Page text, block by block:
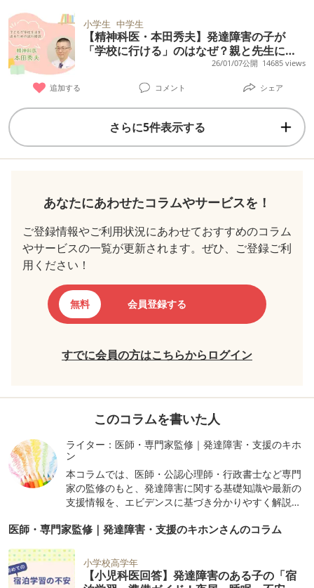
小学生 中学生
【精神科医・本田秀夫】発達障害の子が
「学校に行ける」のはなぜ？親と先生に必
26/01/07公開 14685 views
追加する コメント シェア
さらに5件表示する
あなたにあわせたコラムやサービスを！
ご登録情報やご利用状況にあわせておすすめのコラム
やサービスの一覧が更新されます。ぜひ、ご登録ご利
用ください！
無料 会員登録する
すでに会員の方はこちらからログイン
このコラムを書いた人
ライター：医師・専門家監修｜発達障害・支援のキホ
ン
本コラムでは、医師・公認心理師・行政書士など専門
家の監修のもと、発達障害に関する基礎知識や最新の
支援情報を、エビデンスに基づき分かりやすく解説し
けします。
医師・専門家監修｜発達障害・支援のキホンさんのコラム
小学校高学年
【小児科医回答】発達障害のある子の「宿